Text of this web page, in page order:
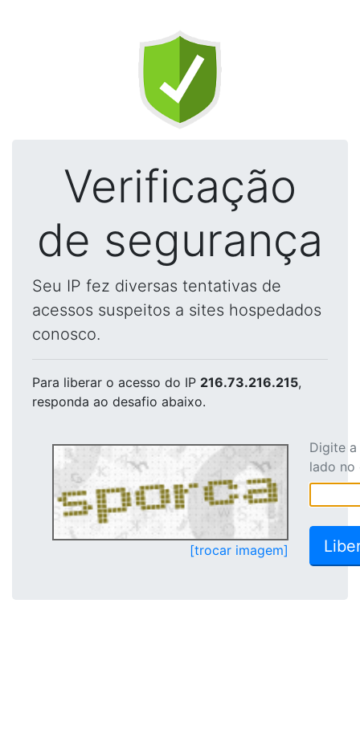
Verificação
de segurança
Seu IP fez diversas tentativas de
acessos suspeitos a sites hospedados
conosco.
Para liberar o acesso do IP 216.73.216.215,
responda ao desafio abaixo.
[trocar imagem]
Digite
lado no